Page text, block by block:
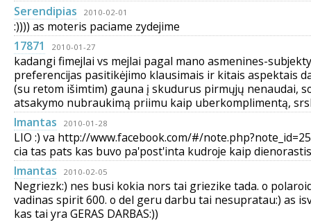
Serendipias
2010-02-01
:)))) as moteris paciame zydejime
17871
2010-01-27
kadangi fimejlai vs mejlai pagal mano asmenines-
preferencijas pasitikėjimo klausimais ir kitais aspektais
(su retom išimtim) gauna į skudurus pirmųjų nenaudai,
atsakymo nubraukimą priimu kaip uberkomplimentą,
Imantas
2010-01-28
LIO :) va http://www.facebook.com/#/
cia tas pats kas buvo pa'post'inta kudroje kaip
Imantas
2010-02-05
Negriezk:) nes busi kokia nors tai griezike tada. o
vadinas spirit 600. o del geru darbu tai nesupratau:) as
kas tai yra GERAS DARBAS:))